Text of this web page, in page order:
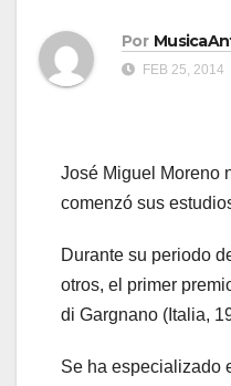
Por
FEB 25, 2014
José Miguel Moreno
comenzó sus
Durante su periodo
otros, el primer
di Gargnano (Italia,
Se ha especializado